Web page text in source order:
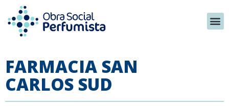
FARMACIA SAN
CARLOS SUD